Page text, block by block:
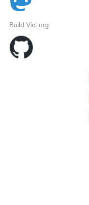
Build Vici.org: